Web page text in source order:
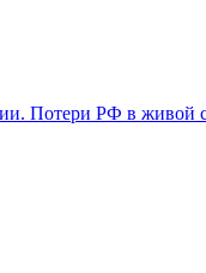
Потери РФ в живой